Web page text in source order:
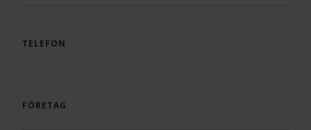
TELEFON
FÖRETAG